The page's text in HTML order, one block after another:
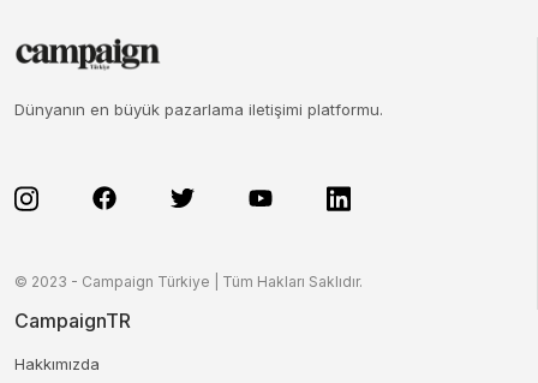
Dünyanın en büyük pazarlama iletişimi platformu.
© 2023 - Campaign Türkiye | Tüm Hakları Saklıdır.
CampaignTR
Hakkımızda